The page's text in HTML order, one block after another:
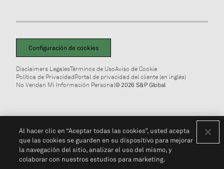
Configuración de cookies
Disclaimers LegalesTérminos de UsoAviso de Cookie
Política de PrivacidadPortal de privacidad del cliente (en inglés)
No Vendan Mi Información Personal© 2026 S&P Global
Al hacer clic en “Aceptar todas las cookies”, usted acepta
que las cookies se guarden en su dispositivo para mejorar
la navegación del sitio, analizar el uso del mismo, y
colaborar con nuestros estudios para marketing.